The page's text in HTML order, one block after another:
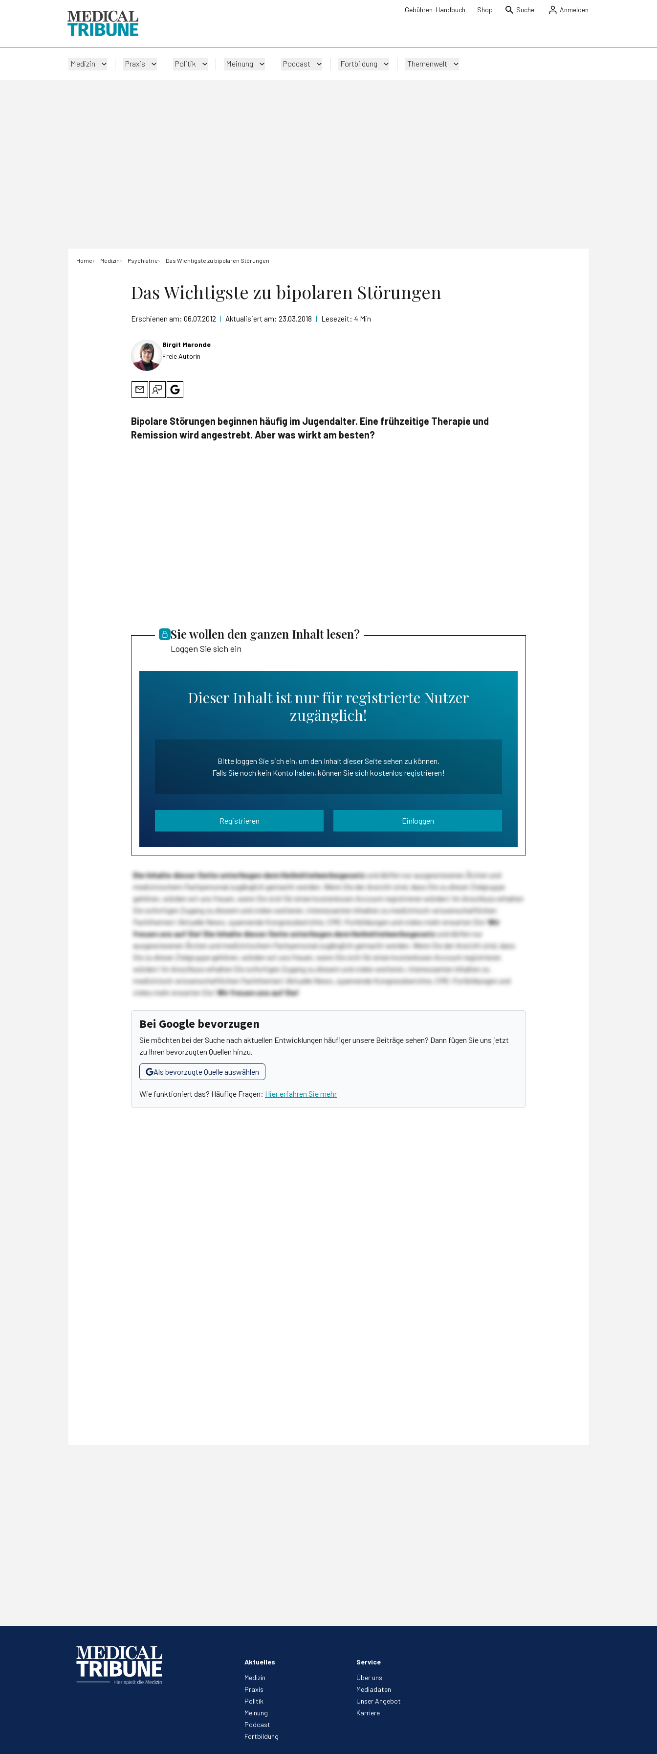
Gebühren-Handbuch Shop Suche Anmelden
Medizin Praxis Politik Meinung Podcast Fortbildung Themenwelt
Home Medizin Psychiatrie Das Wichtigste zu bipolaren Störungen
Das Wichtigste zu bipolaren Störungen
Erschienen am: 06.07.2012 | Aktualisiert am: 23.03.2018 | Lesezeit: 4 Min
Birgit Maronde
Freie Autorin
Bipolare Störungen beginnen häufig im Jugendalter. Eine frühzeitige Therapie und
Remission wird angestrebt. Aber was wirkt am besten?
Sie wollen den ganzen Inhalt lesen?
Loggen Sie sich ein
Dieser Inhalt ist nur für registrierte Nutzer
zugänglich!
Bitte loggen Sie sich ein, um den Inhalt dieser Seite sehen zu können.
Falls Sie noch kein Konto haben, können Sie sich kostenlos registrieren!
Registrieren Einloggen
Die Inhalte dieser Seite unterliegen dem Heilmittelwerbegesetzund dürfen nur ausgewiesenen Ärzten und
medizinischem Fachpersonal zugänglich gemacht werden. Wenn Sie der Ansicht sind, dass Sie zu dieser Zielgruppe
gehören, würden wir uns freuen, wenn Sie sich für einen kostenlosen Account registrieren würden! Im Anschluss erhalten
Sie sofortigen Zugang zu diesem und vielen weiteren, interessanten Inhalten zu medizinisch-wissenschaftlichen
Fachthemen! Aktuelle News, spannende Kongressberichte, CME-Fortbildungen und vieles mehr erwarten Sie!Wir
freuen uns auf Sie!Die Inhalte dieser Seite unterliegen dem Heilmittelwerbegesetzund dürfen nur
ausgewiesenen Ärzten und medizinischem Fachpersonal zugänglich gemacht werden. Wenn Sie der Ansicht sind, dass
Sie zu dieser Zielgruppe gehören, würden wir uns freuen, wenn Sie sich für einen kostenlosen Account registrieren
würden! Im Anschluss erhalten Sie sofortigen Zugang zu diesem und vielen weiteren, interessanten Inhalten zu
medizinisch-wissenschaftlichen Fachthemen! Aktuelle News, spannende Kongressberichte, CME-Fortbildungen und
vieles mehr erwarten Sie!Wir freuen uns auf Sie!
Bei Google bevorzugen
Sie möchten bei der Suche nach aktuellen Entwicklungen häufiger unsere Beiträge sehen? Dann fügen Sie uns jetzt
zu Ihren bevorzugten Quellen hinzu.
Als bevorzugte Quelle auswählen
Wie funktioniert das? Häufige Fragen: Hier erfahren Sie mehr
Aktuelles
Medizin
Praxis
Politik
Meinung
Podcast
Fortbildung
Service
Über uns
Mediadaten
Unser Angebot
Karriere